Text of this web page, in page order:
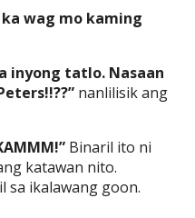
ka wag mo kaming
inyong tatlo. Nasaan
nanlilisik ang
Binaril ito ni
katawan nito.
sa ikalawang goon.